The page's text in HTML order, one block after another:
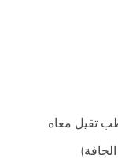
تقيل معاه